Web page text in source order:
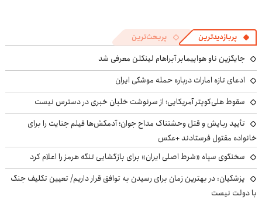
پربازدیدترین پربحث‌ترین
جایگزین ناو هواپیمابر آبراهام لینکلن معرفی شد
ادعای تازه امارات درباره حمله موشکی ایران
سقوط هلی‌کوپتر آمریکایی؛ از سرنوشت خلبان خبری در دسترس نیست
تأیید ربایش و قتل وحشتناک مداح جوان؛ آدمکش‌ها فیلم جنایت را برای
خانواده مقتول فرستادند +عکس
سخنگوی سپاه «شرط اصلی ایران» برای بازگشایی تنگه هرمز را اعلام کرد
پزشکیان‌: در بهترین زمان برای رسیدن به توافق قرار داریم/ تعیین تکلیف جنگ
با دولت نیست